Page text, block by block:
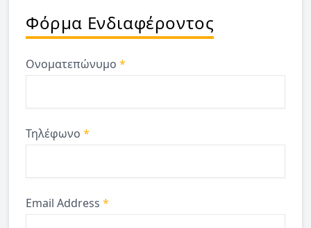
Φόρμα Ενδιαφέροντος
Ονοματεπώνυμο *
Τηλέφωνο *
Email Address *